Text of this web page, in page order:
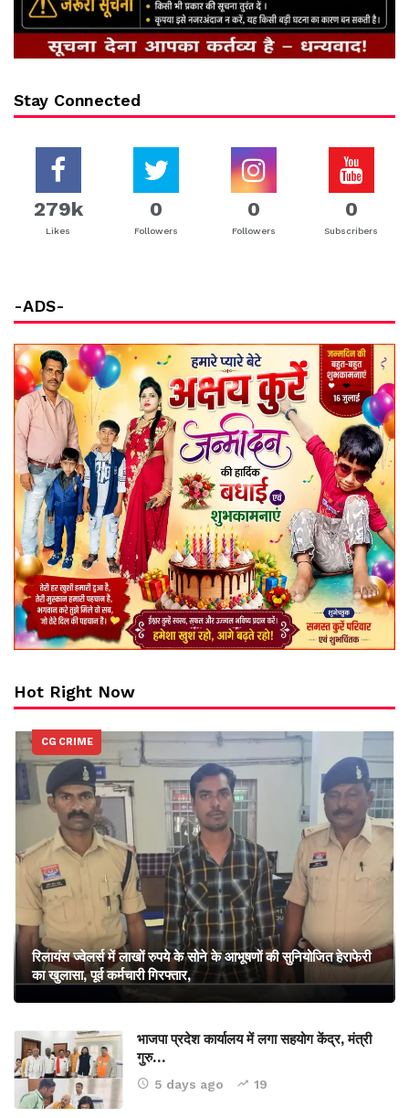
Stay Connected
279k
Likes
0
Followers
0
Followers
0
Subscribers
-ADS-
Hot Right Now
CG CRIME
रिलायंस ज्वेलर्स में लाखों रुपये के सोने के आभूषणों की सुनियोजित हेराफेरी
का खुलासा, पूर्व कर्मचारी गिरफ्तार,
भाजपा प्रदेश कार्यालय में लगा सहयोग केंद्र, मंत्री
गुरु…
5 days ago 19